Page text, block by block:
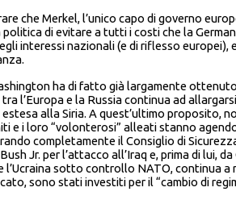
che Merkel, l’unico capo di governo
di evitare a tutti i costi che la
interessi nazionali (e di riflesso europei),
ha di fatto già largamente
l’Europa e la Russia continua ad
alla Siria. A quest’ultimo proposito,
e i loro “volonterosi” alleati stanno
completamente il Consiglio di
Jr. per l’attacco all’Iraq e, prima di lui,
l’Ucraina sotto controllo NATO, continua a
sono stati investiti per il “cambio di